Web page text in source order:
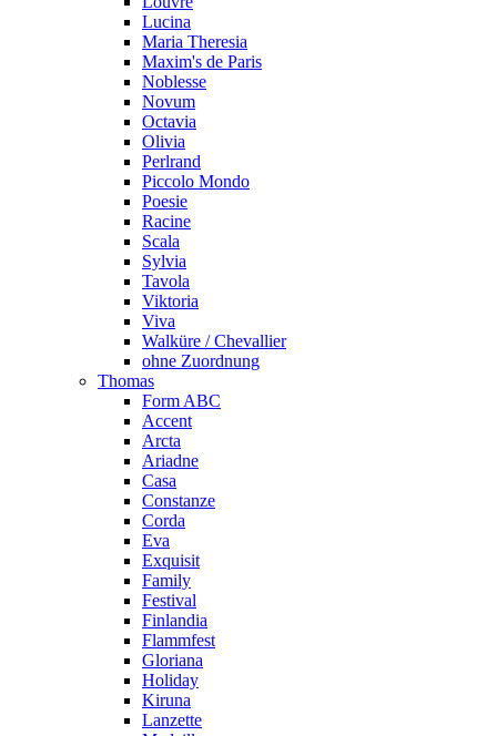
Lucina
Maria Theresia
Maxim's de Paris
Noblesse
Novum
Octavia
Olivia
Perlrand
Piccolo Mondo
Poesie
Racine
Scala
Sylvia
Tavola
Viktoria
Viva
Walküre / Chevallier
ohne Zuordnung
Thomas
Form ABC
Accent
Arcta
Ariadne
Casa
Constanze
Corda
Eva
Exquisit
Family
Festival
Finlandia
Flammfest
Gloriana
Holiday
Kiruna
Lanzette